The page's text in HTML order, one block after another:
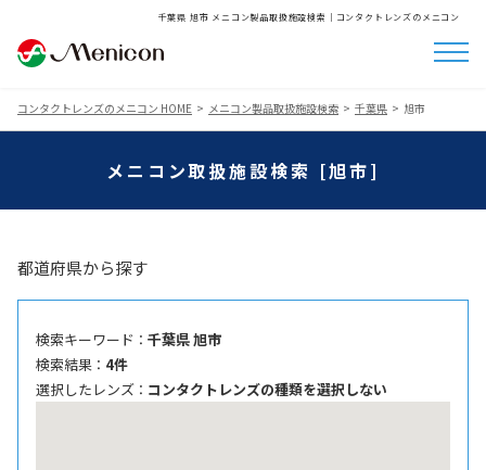
千葉県 旭市 メニコン製品取扱施設検索│コンタクトレンズのメニコン
コンタクトレンズのメニコン HOME メニコン製品取扱施設検索 千葉県 旭市
メニコン取扱施設検索 [旭市]
都道府県から探す
検索キーワード ： 千葉県 旭市
検索結果 ： 4件
選択したレンズ ： コンタクトレンズの種類を選択しない